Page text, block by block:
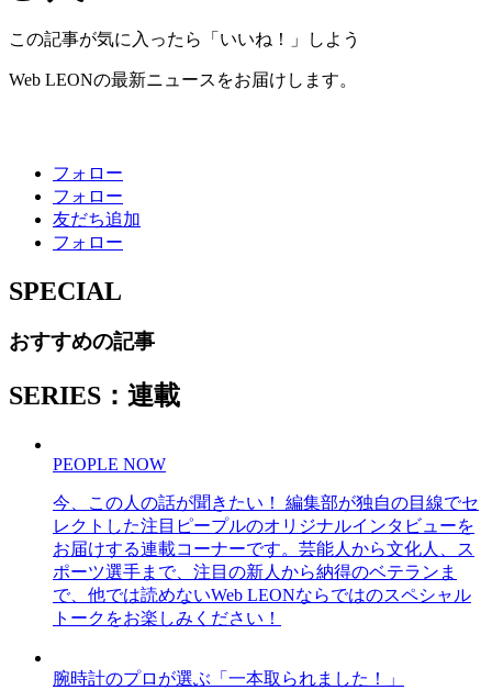
この記事が気に入ったら「いいね！」しよう
Web LEONの最新ニュースをお届けします。
フォロー
フォロー
友だち追加
フォロー
SPECIAL
おすすめの記事
SERIES：連載
PEOPLE NOW
今、この人の話が聞きたい！ 編集部が独自の目線でセ
レクトした注目ピープルのオリジナルインタビューを
お届けする連載コーナーです。芸能人から文化人、ス
ポーツ選手まで、注目の新人から納得のベテランま
で、他では読めないWeb LEONならではのスペシャル
トークをお楽しみください！
腕時計のプロが選ぶ「一本取られました！」